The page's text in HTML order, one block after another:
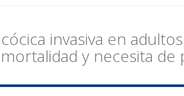
invasiva en
y necesita